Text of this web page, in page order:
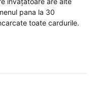
pana la 30
toate cardurile.